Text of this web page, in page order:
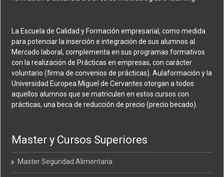
La Escuela de Calidad y Formación empresarial, como medida
para potenciar la inserción e integración de sus alumnos al
Mercado laboral, complementa en sus programas formativos
con la realización de Prácticas en empresas, con carácter
voluntario (firma de convenios de prácticas). Aulaformación y la
Universidad Europea Miguel de Cervantes otorgan a todos
aquellos alumnos que se matriculen en estos cursos con
prácticas, una beca de reducción de precio (precio becado).
Master y Cursos Superiores
Master Seguridad Alimentaria